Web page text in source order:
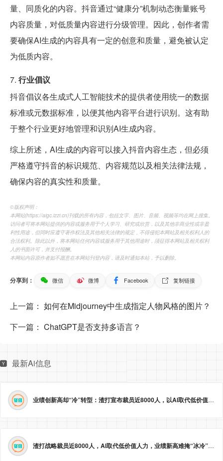
量、同质化的内容。抖音通过“健康分”机制动态衡量账号
内容质量，对低质量内容进行分级管理。因此，创作者需
要确保AI生成的内容具有一定的创意和质量，避免被认定
为低质内容。
7. 行业倡议
抖音倡议各生成式人工智能技术的提供者使用统一的数据
标准或元数据标准，以便其他内容平台进行识别。这有助
于整个行业更好地管理和识别AI生成内容。
综上所述，AI生成的内容可以接入抖音内容生态，但必须
严格遵守抖音的标识规范、内容规范以及相关法律法规，
确保内容的真实性和质量。
©️版权声明：
本网站(https://aigc.izzi.cn)刊载的所有内容，包括文字、图片、音频、视频等均在网上搜集。
访问者可将本网站提供的内容或服务用于个人学习、研究或欣赏，以及其他非商业性或非盈
利性用途，但同时应遵守著作权法及其他相关法律的规定，不得侵犯本网站及相关权利人的
合法权利。除此以外，将本网站任何内容或服务用于其他用途时，须征得本网站及相关权利
人的书面许可，并支付报酬。
本网站内容原作者如不愿意在本网站刊登内容，请及时通知本站，予以删除。
分享到： 微信 微博 Facebook 复制链接
上一篇： 如何在Midjourney中生成指定人物风格的图片？
下一篇： ChatGPT是否支持多语言？
最新Ai信息
业绩创新高却“冷”转型：渣打宣布裁员近8000人，以AI取代低价值岗位
渣打战略裁员近8000人，AI取代低价值人力，业绩新高难掩“冰冷”转型。